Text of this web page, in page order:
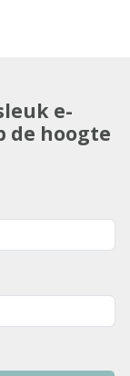
e-
de hoogte